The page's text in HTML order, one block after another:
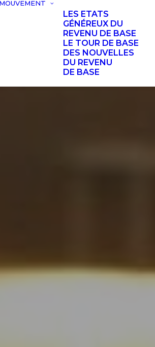
LES ETATS
GÉNÉREUX DU
REVENU DE BASE
LE TOUR DE BASE
DES NOUVELLES
DU REVENU
DE BASE